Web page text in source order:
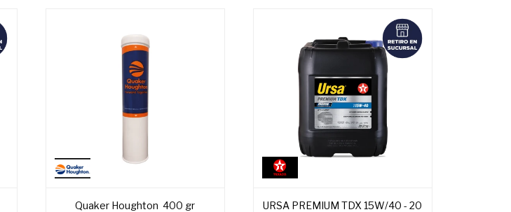
Quaker Houghton 400 gr
URSA PREMIUM TDX 15W/40 - 20